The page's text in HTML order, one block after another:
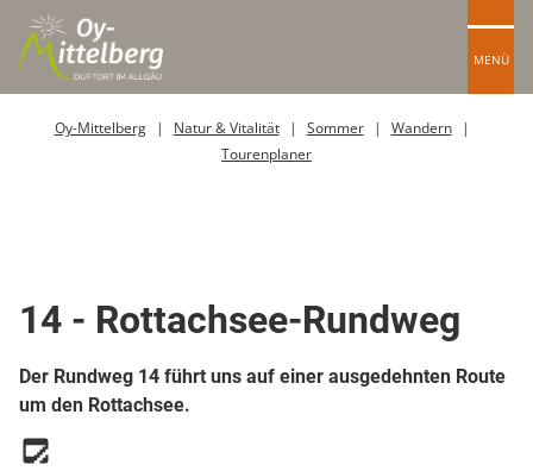
MENÜ
Oy-Mittelberg Natur & Vitalität Sommer
Wandern
Tourenplaner
14 - Rottachsee-Rundweg
Der Rundweg 14 führt uns auf einer ausgedehnten Route
um den Rottachsee.